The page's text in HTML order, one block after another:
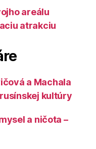
areálu
atrakciu
a Machala
kultúry
a ničota –